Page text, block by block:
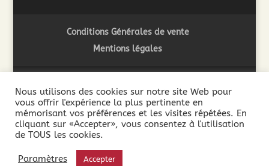
Conditions Générales de vente
Mentions légales
2018 ©Côté Mas - L'abus d'alcool est dangereux pour la
santé. A consommer avec modération - La vente de boissons
alcooliques est interdite aux mineurs de moins de 18 ans. La
preuve de la majorité de l’acheteur est exigée au moment de
Nous utilisons des cookies sur notre site Web pour
vous offrir l'expérience la plus pertinente en
mémorisant vos préférences et les visites répétées. En
cliquant sur «Accepter», vous consentez à l'utilisation
de TOUS les cookies.
Paramètres Accepter